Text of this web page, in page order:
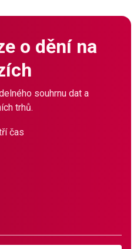
o dění na
souhrnu dat a
trhů.
čas